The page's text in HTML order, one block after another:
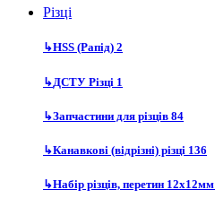
Різці
↳HSS (Рапід) 2
↳ДСТУ Різці 1
↳Запчастини для різців 84
↳Канавкові (відрізні) різці 136
↳Набір різців, перетин 12х12мм